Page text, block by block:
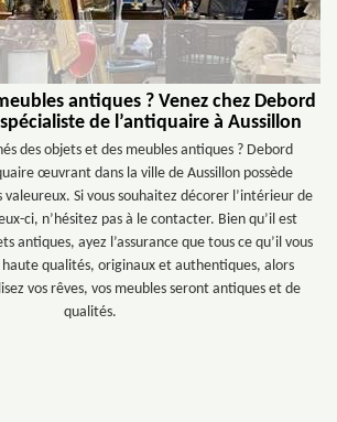
antiques ? Venez chez Debord
de l’antiquaire à Aussillon
des objets et des meubles antiques ? Debord
œuvrant dans la ville de Aussillon possède
valeureux. Si vous souhaitez décorer l’intérieur de
ci, n’hésitez pas à le contacter. Bien qu’il est
antiques, ayez l’assurance que tous ce qu’il vous
qualités, originaux et authentiques, alors
vos rêves, vos meubles seront antiques et de
qualités.